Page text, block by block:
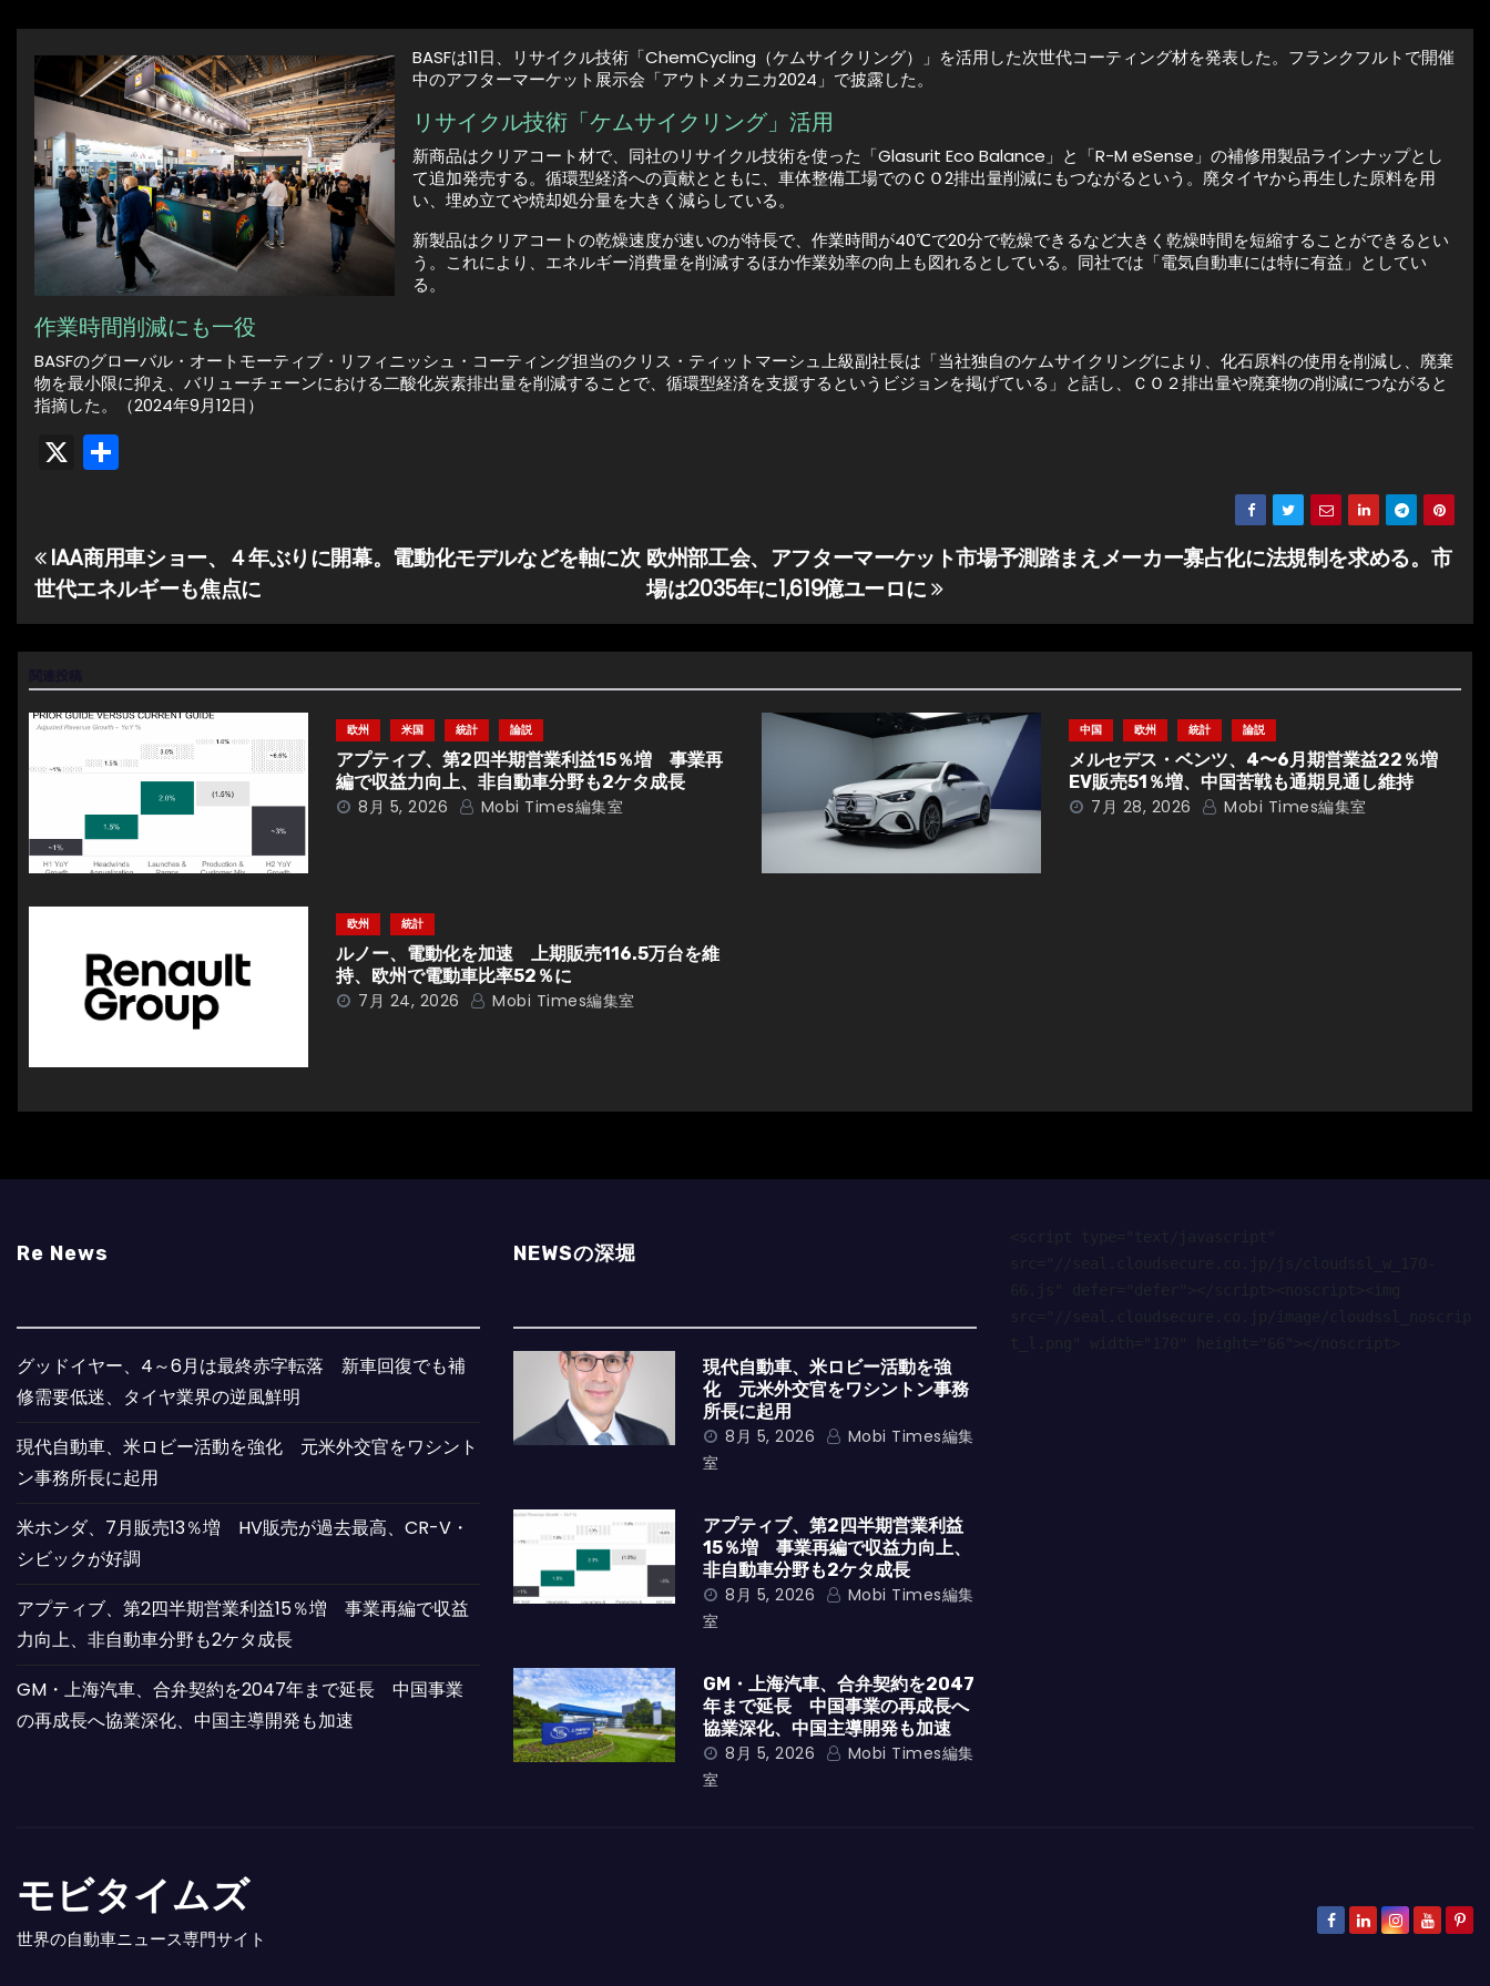
BASFは11日、リサイクル技術「ChemCycling（ケムサイクリング）」を活用した次世代コーティング材を発表した。フランクフルトで開催
中のアフターマーケット展示会「アウトメカニカ2024」で披露した。
リサイクル技術「ケムサイクリング」活用
新商品はクリアコート材で、同社のリサイクル技術を使った「Glasurit Eco Balance」と「R-M eSense」の補修用製品ラインナップとし
て追加発売する。循環型経済への貢献とともに、車体整備工場でのＣＯ2排出量削減にもつながるという。廃タイヤから再生した原料を用
い、埋め立てや焼却処分量を大きく減らしている。
新製品はクリアコートの乾燥速度が速いのが特長で、作業時間が40℃で20分で乾燥できるなど大きく乾燥時間を短縮することができるとい
う。これにより、エネルギー消費量を削減するほか作業効率の向上も図れるとしている。同社では「電気自動車には特に有益」としてい
る。
作業時間削減にも一役
BASFのグローバル・オートモーティブ・リフィニッシュ・コーティング担当のクリス・ティットマーシュ上級副社長は「当社独自のケムサイクリングにより、化石原料の使用を削減し、廃棄
物を最小限に抑え、バリューチェーンにおける二酸化炭素排出量を削減することで、循環型経済を支援するというビジョンを掲げている」と話し、ＣＯ２排出量や廃棄物の削減につながると
指摘した。（2024年9月12日）
X
投
稿
ナ
ビ
ゲ
ー
シ
ョ
ン
欧州部工会、アフターマーケット市場予測踏まえメーカー寡占化に法規制を求める。市
場は2035年に1,619億ユーロに
IAA商用車ショー、４年ぶりに開幕。電動化モデルなどを軸に次
世代エネルギーも焦点に
欧州 米国 統計 論説
アプティブ、第2四半期営業利益15％増 事業再
編で収益力向上、非自動車分野も2ケタ成長
8月 5, 2026 Mobi Times編集室
中国 欧州 統計 論説
メルセデス・ベンツ、4〜6月期営業益22％増
EV販売51％増、中国苦戦も通期見通し維持
7月 28, 2026 Mobi Times編集室
欧州 統計
ルノー、電動化を加速 上期販売116.5万台を維
持、欧州で電動車比率52％に
7月 24, 2026 Mobi Times編集室
Re News
グッドイヤー、4～6月は最終赤字転落 新車回復でも補
修需要低迷、タイヤ業界の逆風鮮明
現代自動車、米ロビー活動を強化 元米外交官をワシント
ン事務所長に起用
米ホンダ、7月販売13％増 HV販売が過去最高、CR-V・
シビックが好調
アプティブ、第2四半期営業利益15％増 事業再編で収益
力向上、非自動車分野も2ケタ成長
GM・上海汽車、合弁契約を2047年まで延長 中国事業
の再成長へ協業深化、中国主導開発も加速
NEWSの深堀
現代自動車、米ロビー活動を強
化 元米外交官をワシントン事務
所長に起用
8月 5, 2026
Mobi Times編集
室
アプティブ、第2四半期営業利益
15％増 事業再編で収益力向上、
非自動車分野も2ケタ成長
8月 5, 2026
Mobi Times編集
室
GM・上海汽車、合弁契約を2047
年まで延長 中国事業の再成長へ
協業深化、中国主導開発も加速
8月 5, 2026
Mobi Times編集
室
モビタイムズ
世界の自動車ニュース専門サイト